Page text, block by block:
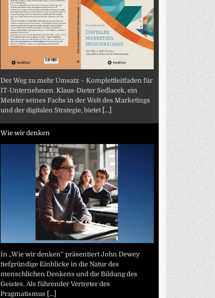
Der Weg zu mehr Umsatz – Komplettleitfaden für
IT-Unternehmen. Klaus-Dieter Sedlacek, ein
Meister seines Fachs in der Welt des Marketings
und der digitalen Strategie, bietet [...]
Wie wir denken
In „Wie wir denken“ präsentiert John Dewey
tiefgründige Einblicke in die Natur des
menschlichen Denkens und die Bildung des
Geistes. Als führender Vertreter des
Pragmatismus [...]